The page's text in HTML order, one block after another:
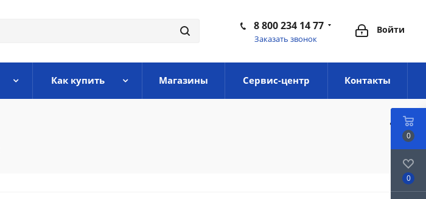
Войти
8 800 234 14 77
Заказать звонок
Как купить Магазины Сервис-центр Контакты
0
0